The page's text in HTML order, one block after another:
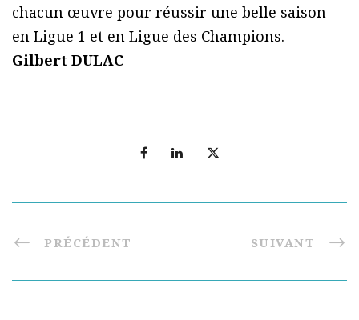
chacun œuvre pour réussir une belle saison
en Ligue 1 et en Ligue des Champions.
Gilbert DULAC
PRÉCÉDENT SUIVANT